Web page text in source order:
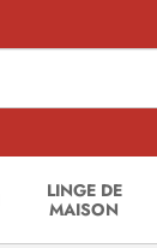
LINGE DE
MAISON